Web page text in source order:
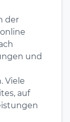
der
und
Viele
auf